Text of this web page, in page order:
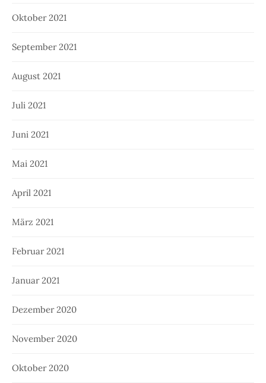
Oktober 2021
September 2021
August 2021
Juli 2021
Juni 2021
Mai 2021
April 2021
März 2021
Februar 2021
Januar 2021
Dezember 2020
November 2020
Oktober 2020